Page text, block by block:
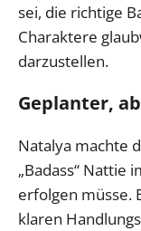
sei, die richtige
Charaktere
darzustellen.
Geplanter,
Natalya machte
„Badass“ Nattie
erfolgen müsse.
klaren